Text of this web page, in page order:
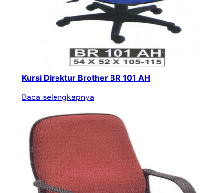
Kursi Direktur Brother BR 101 AH
Baca selengkapnya